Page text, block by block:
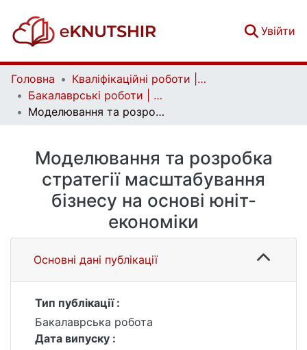
Увійти
Головна
Кваліфікаційні роботи | Qualifying works
Бакалаврські роботи | Bachelor theses
Моделювання та розробка стратегії масштабування бізнесу на основі юніт- економіки
Моделювання та розробка
стратегії масштабування
бізнесу на основі юніт-
економіки
Основні дані публікації
Тип публікації :
Бакалаврська робота
Дата випуску :